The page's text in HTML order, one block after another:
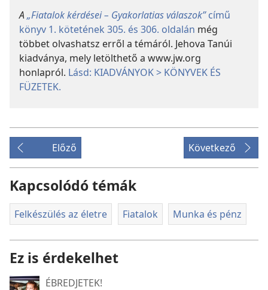
A„Fiatalok kérdései – Gyakorlatias válaszok”című
könyv 1. kötetének 305. és 306. oldalán még
többet olvashatsz erről a témáról. Jehova Tanúi
kiadványa, mely letölthető a www.jw.org
honlapról. Lásd: KIADVÁNYOK > KÖNYVEK ÉS
FÜZETEK.
Előző Következő
Kapcsolódó témák
Felkészülés az életre Fiatalok Munka és pénz
Ez is érdekelhet
ÉBREDJETEK!